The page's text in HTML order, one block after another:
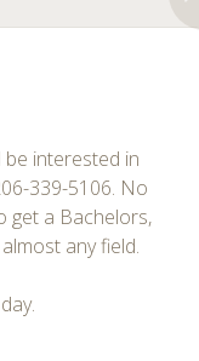
be interested in
339-5106. No
get a Bachelors,
any field.